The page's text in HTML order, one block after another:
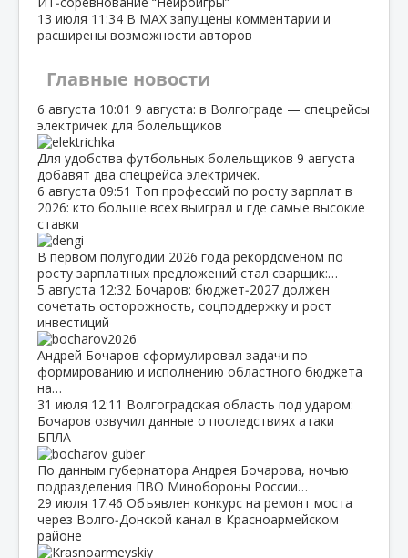
13 июля 11:34 В МАХ запущены комментарии и
расширены возможности авторов
Главные новости
6 августа 10:01 9 августа: в Волгограде — спецрейсы
электричек для болельщиков
Для удобства футбольных болельщиков 9 августа
добавят два спецрейса электричек.
6 августа 09:51 Топ профессий по росту зарплат в
2026: кто больше всех выиграл и где самые высокие
ставки
В первом полугодии 2026 года рекордсменом по
росту зарплатных предложений стал сварщик:…
5 августа 12:32 Бочаров: бюджет‑2027 должен
сочетать осторожность, соцподдержку и рост
инвестиций
Андрей Бочаров сформулировал задачи по
формированию и исполнению областного бюджета
на…
31 июля 12:11 Волгоградская область под ударом:
Бочаров озвучил данные о последствиях атаки
БПЛА
По данным губернатора Андрея Бочарова, ночью
подразделения ПВО Минобороны России…
29 июля 17:46 Объявлен конкурс на ремонт моста
через Волго‑Донской канал в Красноармейском
районе